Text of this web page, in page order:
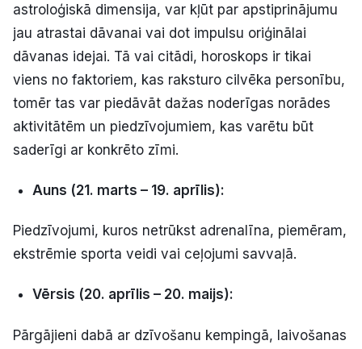
Politiskā reklāma
Par mums
Kontakti
Ziņo redakcijai
Facebook Instagram YouTube
E-avīze Abonē
astroloģiskā dimensija, var kļūt par apstiprinājumu
jau atrastai dāvanai vai dot impulsu oriģinālai
dāvanas idejai. Tā vai citādi, horoskops ir tikai
viens no faktoriem, kas raksturo cilvēka personību,
tomēr tas var piedāvāt dažas noderīgas norādes
aktivitātēm un piedzīvojumiem, kas varētu būt
saderīgi ar konkrēto zīmi.
Auns (21. marts – 19. aprīlis):
Piedzīvojumi, kuros netrūkst adrenalīna, piemēram,
ekstrēmie sporta veidi vai ceļojumi savvaļā.
Vērsis (20. aprīlis – 20. maijs):
Pārgājieni dabā ar dzīvošanu kempingā, laivošanas